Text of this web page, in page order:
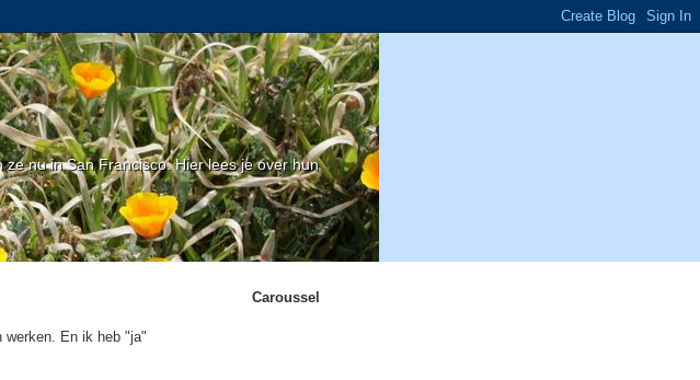
nu in San Francisco. Hier lees je over hun
werken. En ik heb "ja"
Caroussel